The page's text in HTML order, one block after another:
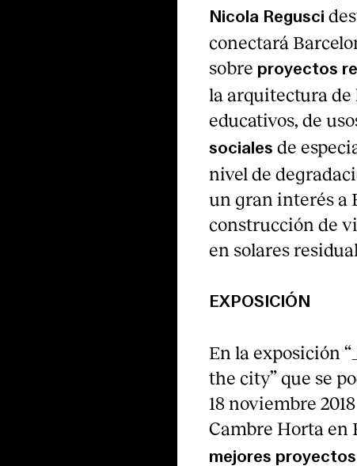
Nicola Regusci
conectará
sobre proyectos
la arquitectura
educativos, de
sociales de
nivel de
un gran interés a
construcción de
en solares
EXPOSICIÓN
En la exposición
the city” que se
18 noviembre
Cambre Horta en
mejores